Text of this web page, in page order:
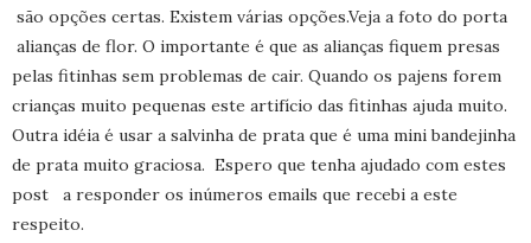
são opções certas. Existem várias opções.Veja a foto do porta
alianças de flor. O importante é que as alianças fiquem presas
pelas fitinhas sem problemas de cair. Quando os pajens forem
crianças muito pequenas este artifício das fitinhas ajuda muito.
Outra idéia é usar a salvinha de prata que é uma mini bandejinha
de prata muito graciosa. Espero que tenha ajudado com estes
post a responder os inúmeros emails que recebi a este
respeito.